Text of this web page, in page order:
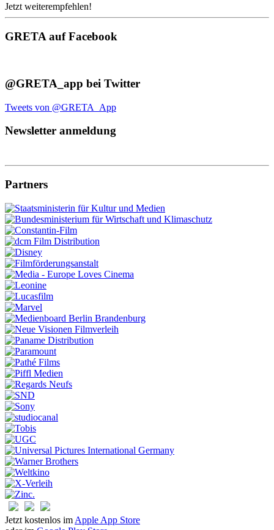
Jetzt weiterempfehlen!
GRETA auf Facebook
@GRETA_app bei Twitter
Tweets von @GRETA_App
Newsletter anmeldung
Partners
Jetzt kostenlos im Apple App Store